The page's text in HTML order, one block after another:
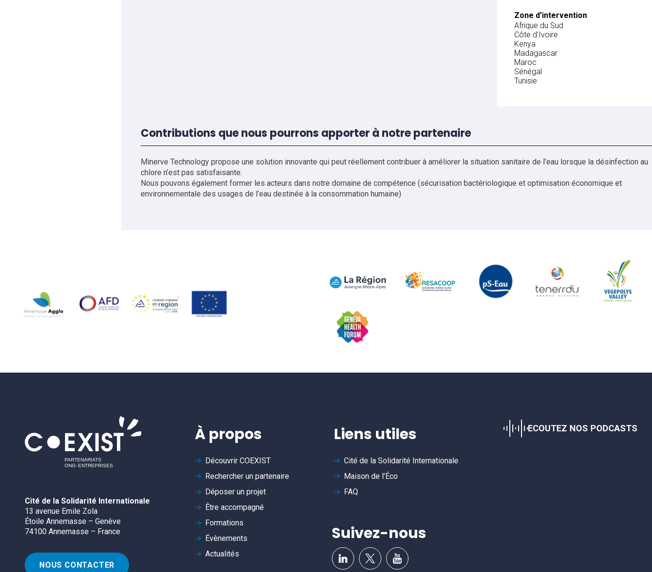
Zone d'intervention
Afrique du Sud
Côte d'Ivoire
Kenya
Madagascar
Maroc
Sénégal
Tunisie
Contributions que nous pourrons apporter à notre partenaire
Minerve Technology propose une solution innovante qui peut réellement contribuer à améliorer la situation sanitaire de l’eau lorsque la désinfection au
chlore n’est pas satisfaisante.
Nous pouvons également former les acteurs dans notre domaine de compétence (sécurisation bactériologique et optimisation économique et
environnementale des usages de l’eau destinée à la consommation humaine)
Cité de la Solidarité Internationale
13 avenue Emile Zola
Étoile Annemasse – Genève
74100 Annemasse – France
NOUS CONTACTER
À propos
Découvrir COEXIST
Rechercher un partenaire
Déposer un projet
Être accompagné
Formations
Évènements
Actualités
Liens utiles
Cité de la Solidarité Internationale
Maison de l’Éco
FAQ
Suivez-nous
ECOUTEZ NOS PODCASTS